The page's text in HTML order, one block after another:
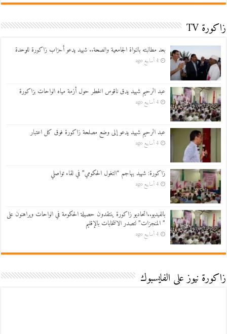
زاكورة TV
بعد مطالبته بالنواة الجامعية والصحة.. شهيد يدعو أحزاب زاكورة للوحدة
4 أسابيع ago
عبد الرحيم شهيد يدق ناقوس الخطر حول أزمة مياه الواحات بزاكورة
4 أسابيع ago
عبد الرحيم شهيد يدعو إلى وضع مصلحة زاكورة فوق كل اعتبار
4 أسابيع ago
زاكورة: شهيد يهاجم “التغول الحكومي” في لقاء تواصلي
4 أسابيع ago
بالفيديو..اتحاديو زاكورة ينتقدون حصيلة الحكومة في الواحات ويراهنون على
” المنجزات” لتصدر الانتخابات بالإقليم
4 أسابيع ago
زاكورة نيوز على الفايسبوك